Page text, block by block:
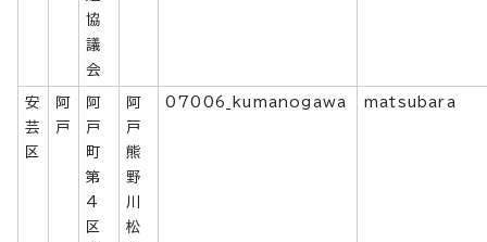
協
議
会
安
芸
区
阿
戸
阿
戸
町
第
4
区
阿
戸
熊
野
川
松
07006_kumanogawa matsubara